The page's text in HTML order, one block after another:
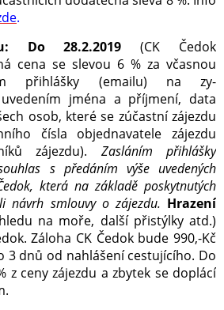
.
Do 28.2.2019 (CK Čedok
cena se slevou 6 % za včasnou
přihlášky (emailu) na zy-
uvedením jména a příjmení, data
osob, které se zúčastní zájezdu
čísla objednavatele zájezdu
zájezdu). Zasláním přihlášky
s předáním výše uvedených
která na základě poskytnutých
návrh smlouvy o zájezdu. Hrazení
na moře, další přistýlky atd.)
Záloha CK Čedok bude 990,-Kč
3 dnů od nahlášení cestujícího. Do
z ceny zájezdu a zbytek se doplácí